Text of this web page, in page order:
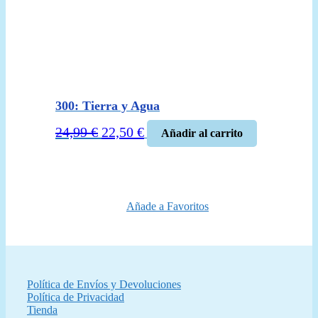
300: Tierra y Agua
24,99€ El
22,50 €El
precio
Añadir al carrito
Añade a Favoritos
Política de Envíos y Devoluciones
Política de Privacidad
Tienda